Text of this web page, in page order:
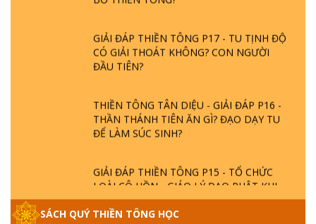
GIẢI ĐÁP THIỀN TÔNG P17 - TU TỊNH ĐỘ
CÓ GIẢI THOÁT KHÔNG? CON NGƯỜI
ĐẦU TIÊN?
THIỀN TÔNG TÂN DIỆU - GIẢI ĐÁP P16 -
THẦN THÁNH TIÊN ĂN GÌ? ĐẠO DẠY TU
ĐỂ LÀM SÚC SINH?
GIẢI ĐÁP THIỀN TÔNG P15 - TỔ CHỨC
LOÀI CÔ HỒN - GIÁO LÝ ĐẠO PHẬT KHI
SÁCH QUÝ THIỀN TÔNG HỌC